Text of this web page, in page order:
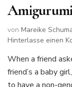
von Mareike
Hinterlasse einen
When a friend
friend’s a baby